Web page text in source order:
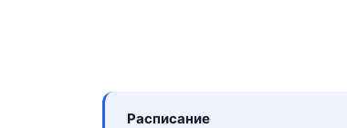
Расписание